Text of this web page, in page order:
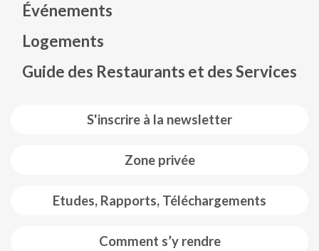
S'inscrire à la newsletter
Zone privée
Etudes, Rapports, Téléchargements
Comment s’y rendre
Événements
Logements
Guide des Restaurants et des Services